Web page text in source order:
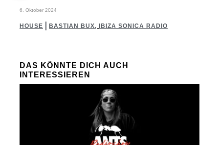
6. Oktober 2024
HOUSE BASTIAN BUX, IBIZA SONICA RADIO
DAS KÖNNTE DICH AUCH
INTERESSIEREN